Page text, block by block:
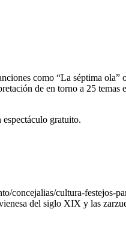
como “La séptima ola”
de en torno a 25 temas
espectáculo gratuito.
concejalias/cultura-festejos-
del siglo XIX y las